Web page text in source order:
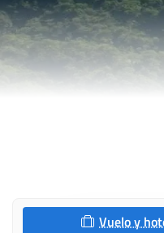
Vuelo y